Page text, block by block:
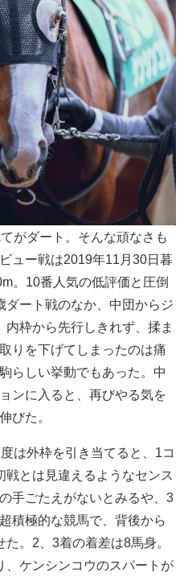
がダート。そんな頑なさも
ュー戦は2019年11月30日暮
。10番人気の低評価と圧倒
ダート戦のなか、中団からジ
内枠から先行しきれず、揉ま
りを下げてしまったのは痛
らしい挙動でもあった。中
ンに入ると、再びやる気を
びた。
は外枠を引き当てると、1コ
とは見違えるようなセンス
手ごたえがないとみるや、3
積極的な競馬で、背後から
。2、3着の着差は8馬身。
、ケンシンコウのスパートが